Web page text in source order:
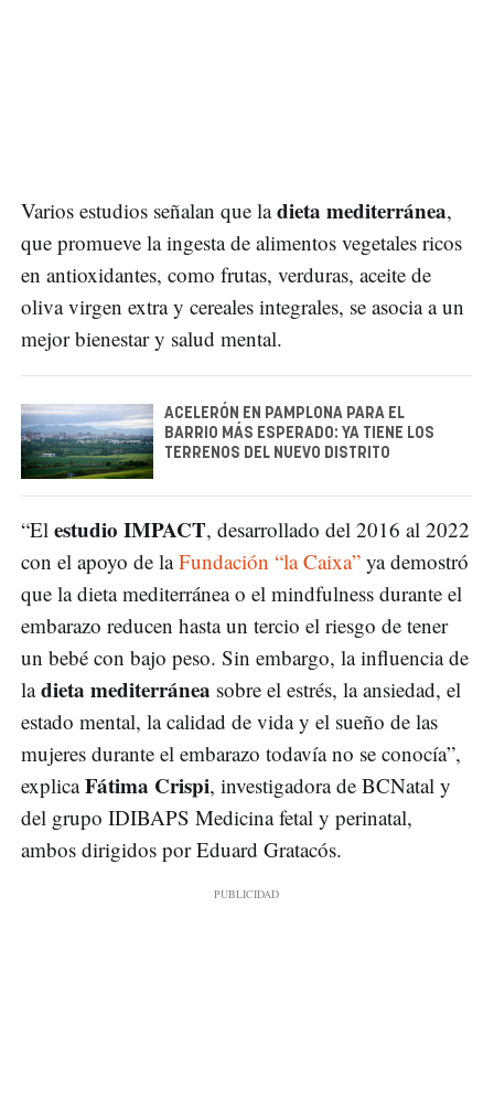
Varios estudios señalan que ladieta mediterránea,
que promueve la ingesta de alimentos vegetales ricos
en antioxidantes, como frutas, verduras, aceite de
oliva virgen extra y cereales integrales, se asocia a un
mejor bienestar y salud mental.
ACELERÓN EN PAMPLONA PARA EL
BARRIO MÁS ESPERADO: YA TIENE LOS
TERRENOS DEL NUEVO DISTRITO
“El estudio IMPACT, desarrollado del 2016 al 2022
con el apoyo de laFundación “la Caixa” ya demostró
que la dieta mediterránea o el mindfulness durante el
embarazo reducen hasta un tercio el riesgo de tener
un bebé con bajo peso. Sin embargo, la influencia de
ladieta mediterránea sobre el estrés, la ansiedad, el
estado mental, la calidad de vida y el sueño de las
mujeres durante el embarazo todavía no se conocía”,
explicaFátima Crispi, investigadora de BCNatal y
del grupo IDIBAPS Medicina fetal y perinatal,
ambos dirigidos por Eduard Gratacós.